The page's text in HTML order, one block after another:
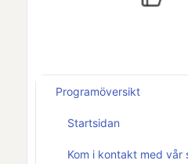
Programöversikt
Startsidan
Kom i kontakt med vår